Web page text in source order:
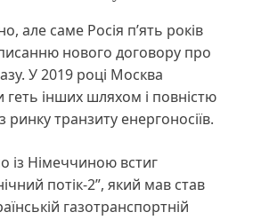
але саме Росія п’ять років
нового договору про
У 2019 році Москва
геть інших шляхом і повністю
ринку транзиту енергоносіїв.
із Німеччиною встиг
потік-2”, який мав став
газотранспортній